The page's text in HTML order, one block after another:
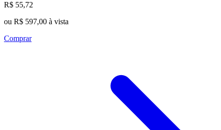
R$ 55,72
ou R$ 597,00 à vista
Comprar